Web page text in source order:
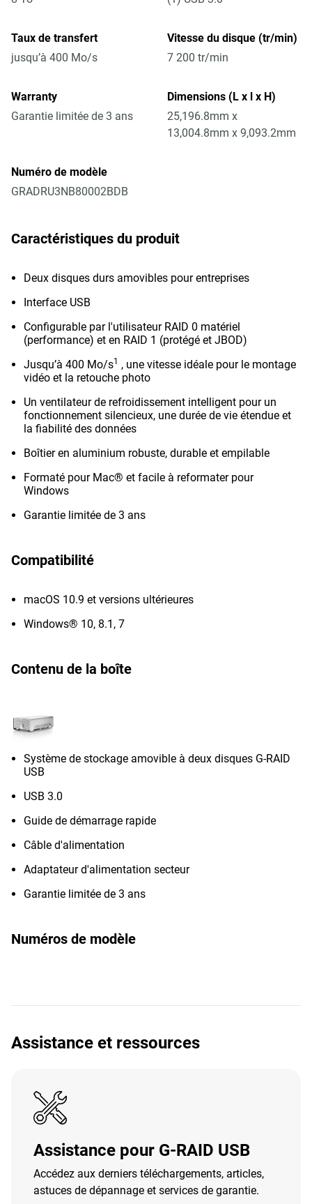
Taux de transfert
jusqu’à 400 Mo/s
Vitesse du disque (tr/min)
7 200 tr/min
Warranty
Garantie limitée de 3 ans
Dimensions (L x l x H)
25,196.8mm x
13,004.8mm x 9,093.2mm
Numéro de modèle
GRADRU3NB80002BDB
Caractéristiques du produit
Deux disques durs amovibles pour entreprises
Interface USB
Configurable par l'utilisateur RAID 0 matériel
(performance) et en RAID 1 (protégé et JBOD)
Jusqu’à 400 Mo/s1
, une vitesse idéale pour le montage
vidéo et la retouche photo
Un ventilateur de refroidissement intelligent pour un
fonctionnement silencieux, une durée de vie étendue et
la fiabilité des données
Boîtier en aluminium robuste, durable et empilable
Formaté pour Mac® et facile à reformater pour
Windows
Garantie limitée de 3 ans
Compatibilité
macOS 10.9 et versions ultérieures
Windows® 10, 8.1, 7
Contenu de la boîte
Système de stockage amovible à deux disques G-RAID
USB
USB 3.0
Guide de démarrage rapide
Câble d'alimentation
Adaptateur d'alimentation secteur
Garantie limitée de 3 ans
Numéros de modèle
Assistance et ressources
Assistance pour G-RAID USB
Accédez aux derniers téléchargements, articles,
astuces de dépannage et services de garantie.